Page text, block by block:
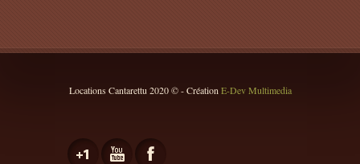
Locations Cantarettu 2020 © - Création E-Dev Multimedia